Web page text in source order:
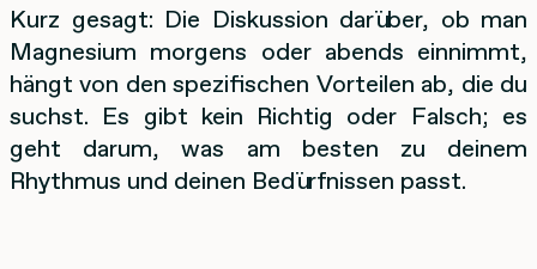
Kurz gesagt: Die Diskussion darüber, ob man
Magnesium morgens oder abends einnimmt,
hängt von den spezifischen Vorteilen ab, die du
suchst. Es gibt kein Richtig oder Falsch; es
geht darum, was am besten zu deinem
Rhythmus und deinen Bedürfnissen passt.